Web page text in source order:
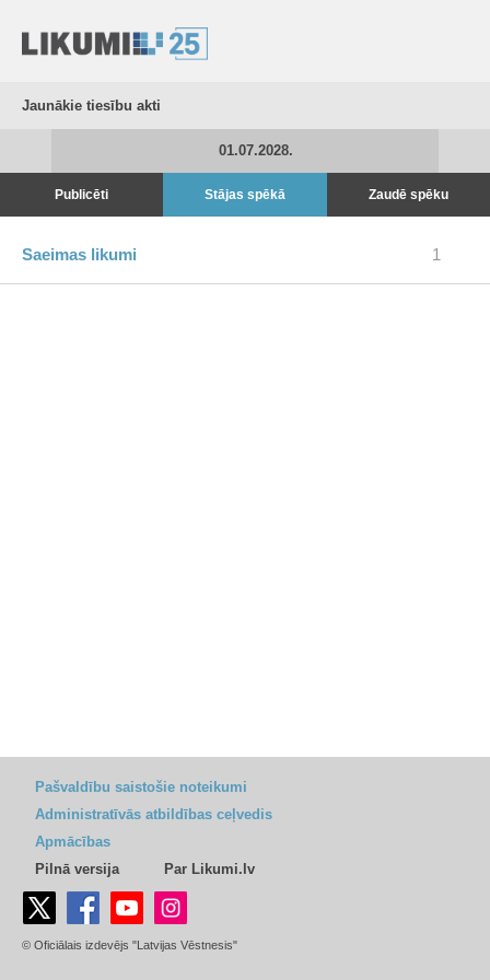
Jaunākie tiesību akti
01.07.2028.
Publicēti Stājas spēkā Zaudē spēku
Saeimas likumi 1
Pašvaldību saistošie noteikumi
Administratīvās atbildības ceļvedis
Apmācības
Pilnā versija
Par Likumi.lv
© Oficiālais izdevējs "Latvijas Vēstnesis"